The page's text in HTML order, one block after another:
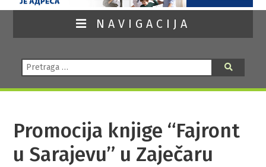
NAVIGACIJA
Pretraga:
Promocija knjige “Fajront
u Sarajevu” u Zaječaru